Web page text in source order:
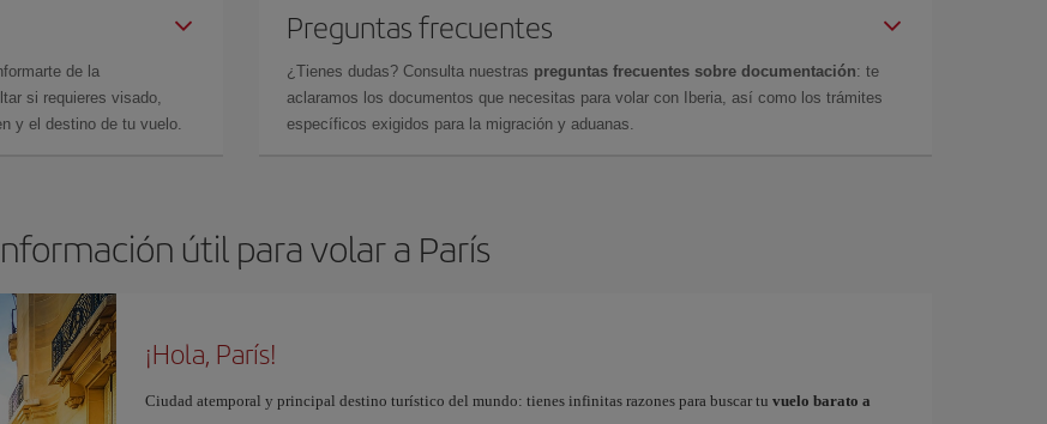
de la
si requieres visado,
y el destino de tu vuelo.
Preguntas frecuentes
¿Tienes dudas? Consulta nuestras preguntas frecuentes sobre documentación: te
aclaramos los documentos que necesitas para volar con Iberia, así como los trámites
específicos exigidos para la migración y aduanas.
útil para volar a París
¡Hola, París!
Ciudad atemporal y principal destino turístico del mundo: tienes infinitas razones para buscar tu vuelo barato a